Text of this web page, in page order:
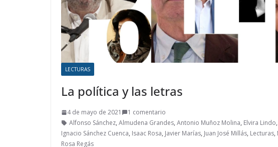
LECTURAS
La política y las letras
4 de mayo de 2021
1 comentario
Alfonso Sánchez, Almudena Grandes, Antonio Muñoz Molina, Elvira Lindo,
Ignacio Sánchez Cuenca, Isaac Rosa, Javier Marías, Juan José Millás, Lecturas,
Rosa Regás